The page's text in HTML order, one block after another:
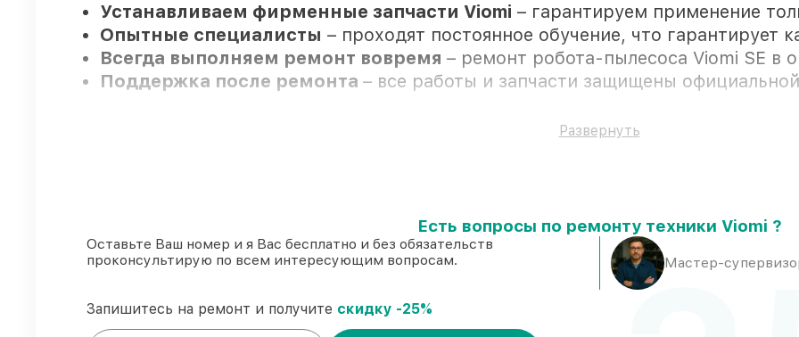
Устанавливаем фирменные запчасти Viomi – гарантируем применение
Опытные специалисты – проходят постоянное обучение, что гарантирует
Всегда выполняем ремонт вовремя – ремонт робота-пылесоса Viomi SE в
Поддержка после ремонта – все работы и запчасти защищены
деталей Viomi готовы к установке в Нижнем Новгороде, остальные
Оригинальные комплектующие Viomi и качественные аналоги
85%работ исполняются за 1–2 часа, если мастер приступает к ремонту сразу
Развернуть
Есть вопросы по ремонту техники Viomi ?
Оставьте Ваш номер и я Вас бесплатно и без обязательств
проконсультирую по всем интересующим вопросам.
Мастер-
Запишитесь на ремонт и получите скидку -25%